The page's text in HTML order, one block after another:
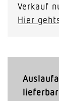
Verkauf
Hier
lieferbar